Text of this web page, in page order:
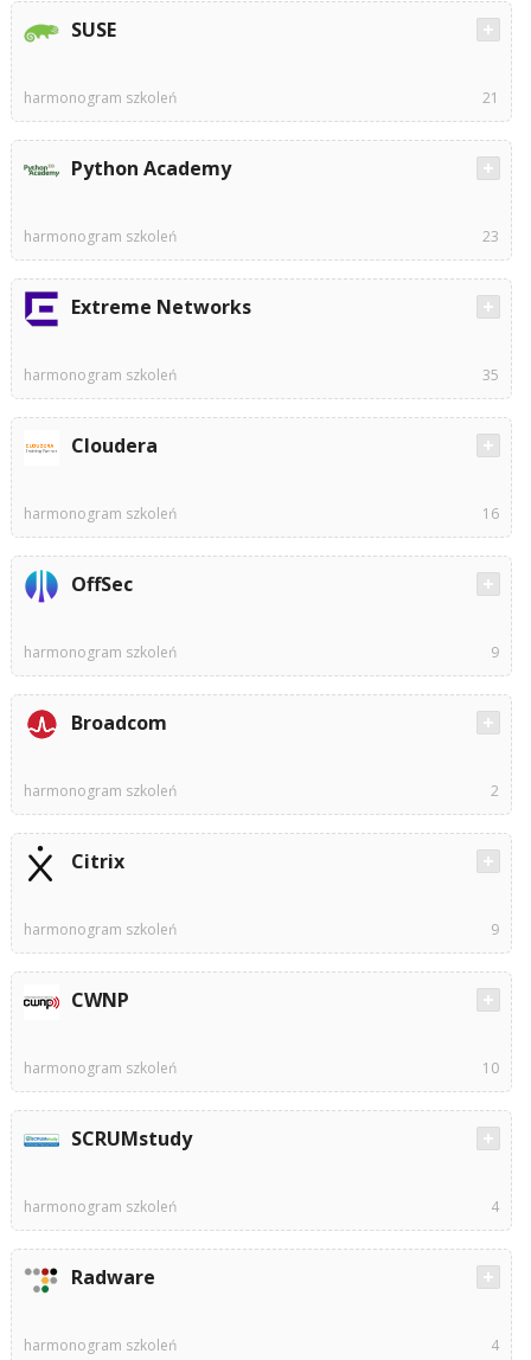
SUSE
harmonogram szkoleń 21
Python Academy
harmonogram szkoleń 23
Extreme Networks
harmonogram szkoleń 35
Cloudera
harmonogram szkoleń 16
OffSec
harmonogram szkoleń 9
Broadcom
harmonogram szkoleń 2
Citrix
harmonogram szkoleń 9
CWNP
harmonogram szkoleń 10
SCRUMstudy
harmonogram szkoleń 4
Radware
harmonogram szkoleń 4